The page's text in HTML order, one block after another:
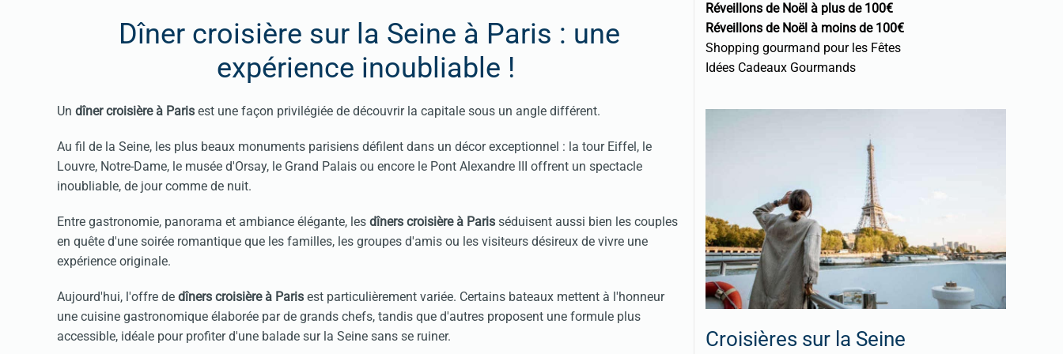
Dîner croisière sur la Seine à Paris : une
expérience inoubliable !
Un dîner croisière à Paris est une façon privilégiée de découvrir la capitale sous un angle différent.
Au fil de la Seine, les plus beaux monuments parisiens défilent dans un décor exceptionnel : la tour Eiffel, le
Louvre, Notre-Dame, le musée d'Orsay, le Grand Palais ou encore le Pont Alexandre III offrent un spectacle
inoubliable, de jour comme de nuit.
Entre gastronomie, panorama et ambiance élégante, les dîners croisière à Paris séduisent aussi bien les couples
en quête d'une soirée romantique que les familles, les groupes d'amis ou les visiteurs désireux de vivre une
expérience originale.
Aujourd'hui, l'offre de dîners croisière à Paris est particulièrement variée. Certains bateaux mettent à l'honneur
une cuisine gastronomique élaborée par de grands chefs, tandis que d'autres proposent une formule plus
accessible, idéale pour profiter d'une balade sur la Seine sans se ruiner.
Réveillons de Noël à plus de 100€
Réveillons de Noël à moins de 100€
Shopping gourmand pour les Fêtes
Idées Cadeaux Gourmands
Croisières sur la Seine